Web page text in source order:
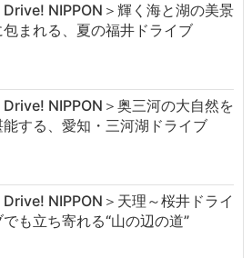
Drive! NIPPON＞輝く海と湖の美景
包まれる、夏の福井ドライブ
Drive! NIPPON＞奥三河の大自然を
能する、愛知・三河湖ドライブ
Drive! NIPPON＞天理～桜井ドライ
でも立ち寄れる“山の辺の道”